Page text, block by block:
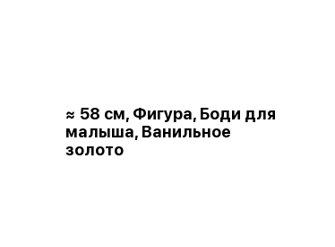
≈ 58 см, Фигура, Боди для
малыша, Ванильное
золото